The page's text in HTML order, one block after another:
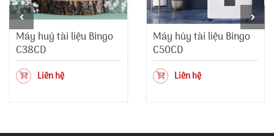
Máy huỷ tài liệu Bingo
C38CD
Liên hệ
Máy hủy tài liệu Bingo
C50CD
Liên hệ